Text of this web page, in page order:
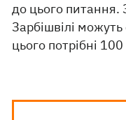
до цього питання.
Зарбішвілі
цього потрібні 100